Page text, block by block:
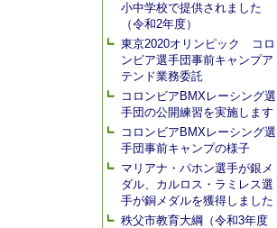
小中学校で提供されました
（令和2年度）
東京2020オリンピック コロ
ンビア選手団事前キャンプア
テンド業務委託
コロンビアBMXレーシング選
手団の公開練習を実施します
コロンビアBMXレーシング選
手団事前キャンプの様子
マリアナ・パホン選手が銀メ
ダル、カルロス・ラミレス選
手が銅メダルを獲得しました
秩父市教育大綱（令和3年度